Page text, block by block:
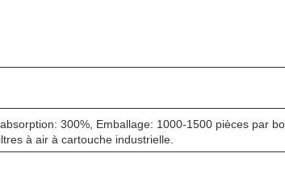
300%, Emballage: 1000-1500 pièces par
à air à cartouche industrielle.